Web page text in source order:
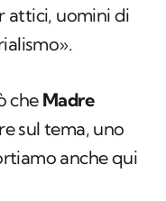
attici, uomini di
che Madre
sul tema, uno
anche qui